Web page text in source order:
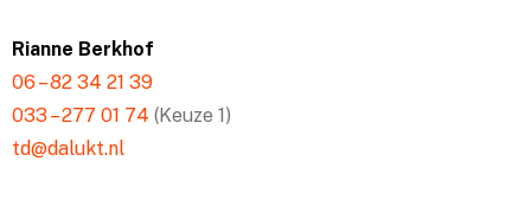
Rianne Berkhof
06 – 82 34 21 39
033 – 277 01 74 (Keuze 1)
td@dalukt.nl